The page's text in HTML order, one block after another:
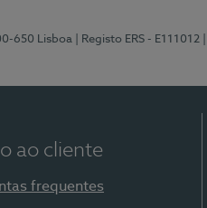
650 Lisboa | Registo ERS - E111012
ao cliente
frequentes